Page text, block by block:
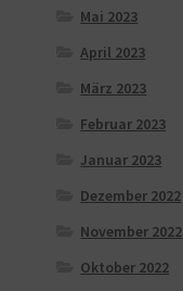
Mai 2023
April 2023
März 2023
Februar 2023
Januar 2023
Dezember 2022
November 2022
Oktober 2022